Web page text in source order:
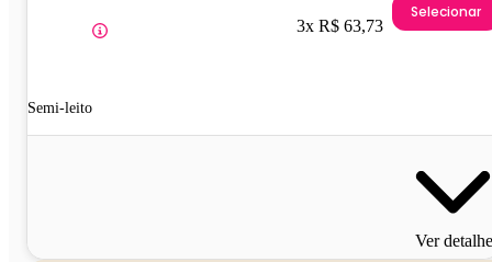
Semi-leito
3x R$ 63,73
Selecionar
Ver